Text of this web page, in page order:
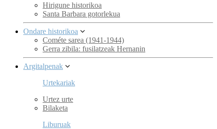
Hirigune historikoa
Santa Barbara gotorlekua
Ondare historikoa
Cométe sarea (1941-1944)
Gerra zibila: fusilatzeak Hernanin
Argitalpenak
Urtekariak
Urtez urte
Bilaketa
Liburuak